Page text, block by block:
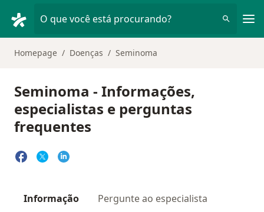
O que você está procurando?
Homepage Doenças Seminoma
Seminoma - Informações,
especialistas e perguntas
frequentes
Informação Pergunte ao especialista